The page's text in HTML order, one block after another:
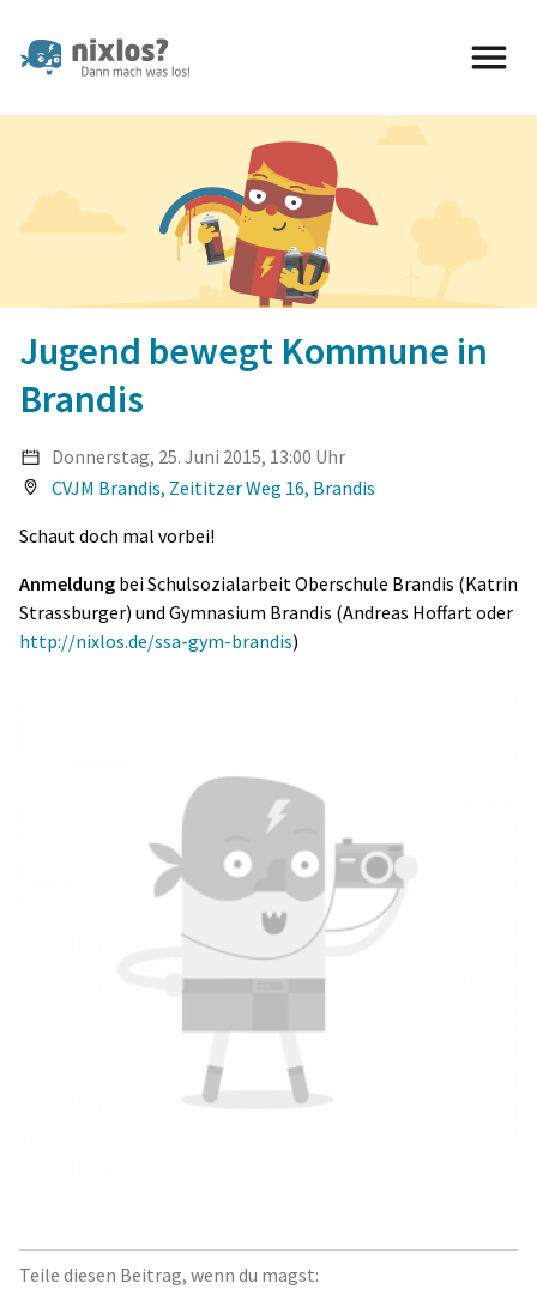
nixlos? Dann mach was
Jugend bewegt Kommune in
Brandis
Donnerstag, 25. Juni 2015, 13:00 Uhr
CVJM Brandis, Zeititzer Weg 16, Brandis
Schaut doch mal vorbei!
Anmeldung bei Schulsozialarbeit Oberschule Brandis (Katrin
Strassburger) und Gymnasium Brandis (Andreas Hoffart oder
http://nixlos.de/ssa-gym-brandis)
Teile diesen Beitrag, wenn du magst: